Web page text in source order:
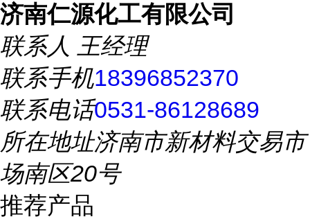
济南仁源化工有限公司
联系人 王经理
联系手机18396852370
联系电话0531-86128689
所在地址济南市新材料交易市
场南区20号
推荐产品